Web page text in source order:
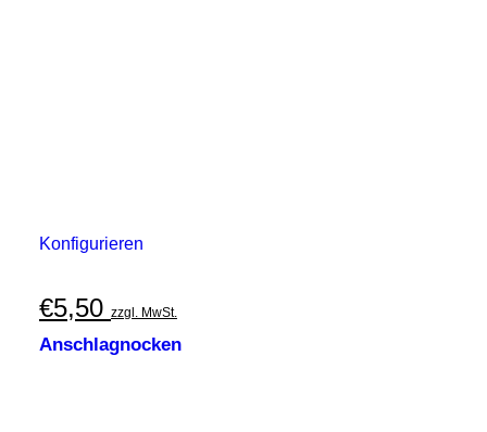
Konfigurieren
€5,50 zzgl. MwSt.
Anschlagnocken